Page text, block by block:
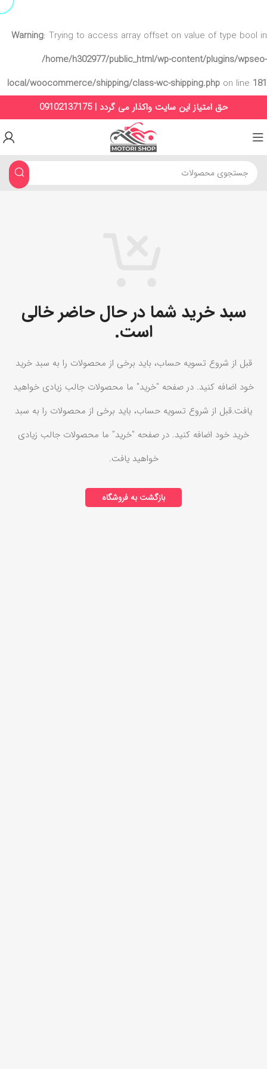
Warning: Trying to access array offset on value of type bool in
/home/h302977/public_html/wp-content/plugins/wpseo-
local/woocommerce/shipping/class-wc-shipping.php on line 181
حق امتیاز این سایت واکذار می گردد | 09102137175
سبد خرید شما در حال حاضر خالی
است.
قبل از شروع تسویه حساب، باید برخی از محصولات را به سبد خرید
خود اضافه کنید. در صفحه "خرید" ما محصولات جالب زیادی خواهید
یافت.قبل از شروع تسویه حساب، باید برخی از محصولات را به سبد
خرید خود اضافه کنید. در صفحه "خرید" ما محصولات جالب زیادی
خواهید یافت.
بازگشت به فروشگاه